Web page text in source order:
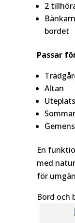
2
bordet
Passar
Altan
Uteplats
En
med
för
Bord och